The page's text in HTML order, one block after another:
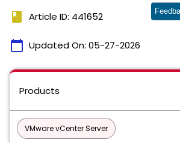
book Article ID: 441652
calendar_today Updated On: 05-27-2026
Products
VMware vCenter Server